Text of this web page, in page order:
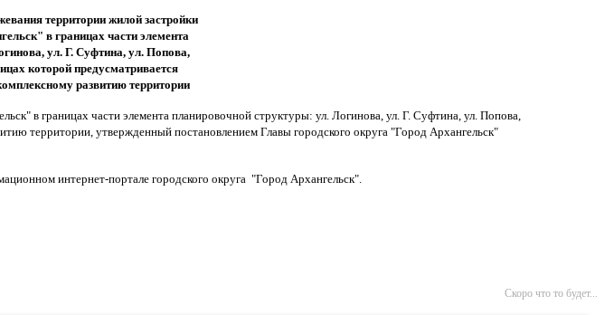
территории жилой застройки
в границах части элемента
ул. Г. Суфтина, ул. Попова,
которой предусматривается
развитию территории
в границах части элемента планировочной структуры: ул. Логинова, ул. Г. Суфтина, ул. Попова,
территории, утвержденный постановлением Главы городского округа "Город Архангельск"
интернет-портале городского округа "Город Архангельск".
Скоро что то будет...